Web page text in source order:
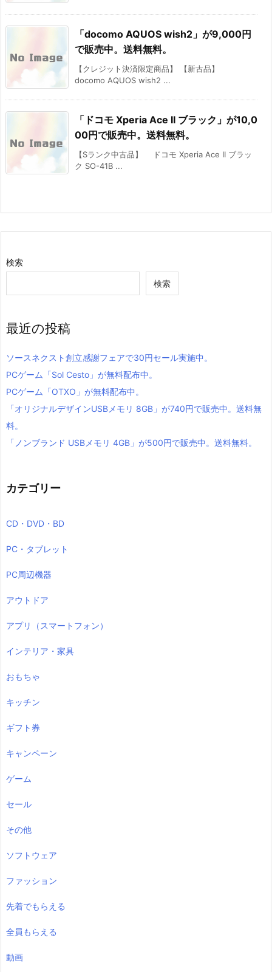
「docomo AQUOS wish2」が9,000円
で販売中。送料無料。
【クレジット決済限定商品】 【新古品】
docomo AQUOS wish2 ...
「ドコモ Xperia Ace II ブラック」が10,0
00円で販売中。送料無料。
【Sランク中古品】 ドコモ Xperia Ace II ブラッ
ク SO-41B ...
検索
検索
最近の投稿
ソースネクスト創立感謝フェアで30円セール実施中。
PCゲーム「Sol Cesto」が無料配布中。
PCゲーム「OTXO」が無料配布中。
「オリジナルデザインUSBメモリ 8GB」が740円で販売中。送料無
料。
「ノンブランド USBメモリ 4GB」が500円で販売中。送料無料。
カテゴリー
CD・DVD・BD
PC・タブレット
PC周辺機器
アウトドア
アプリ（スマートフォン）
インテリア・家具
おもちゃ
キッチン
ギフト券
キャンペーン
ゲーム
セール
その他
ソフトウェア
ファッション
先着でもらえる
全員もらえる
動画